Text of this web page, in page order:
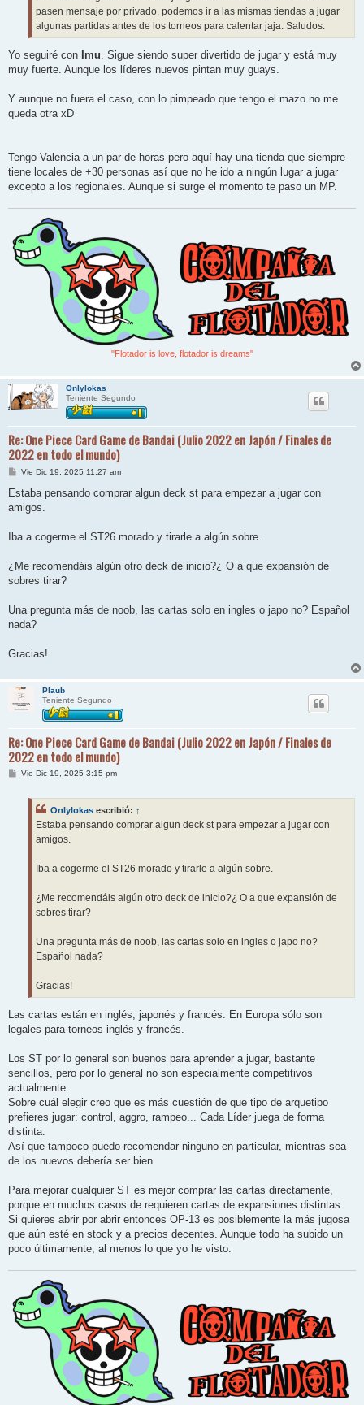
pasen mensaje por privado, podemos ir a las mismas tiendas a jugar
algunas partidas antes de los torneos para calentar jaja. Saludos.
Yo seguiré con Imu . Sigue siendo super divertido de jugar y está muy
muy fuerte. Aunque los líderes nuevos pintan muy guays.
Y aunque no fuera el caso, con lo pimpeado que tengo el mazo no me
queda otra xD
Tengo Valencia a un par de horas pero aquí hay una tienda que siempre
tiene locales de +30 personas así que no he ido a ningún lugar a jugar
excepto a los regionales. Aunque si surge el momento te paso un MP.
"Flotador is love, flotador is dreams"
Onlylokas
Teniente Segundo
Re: One Piece Card Game de Bandai (Julio 2022 en Japón / Finales de
2022 en todo el mundo)
M
n
a
Vie Dic 19, 2025 11:27 am
Estaba pensando comprar algun deck st para empezar a jugar con
amigos.
Iba a cogerme el ST26 morado y tirarle a algún sobre.
¿Me recomendáis algún otro deck de inicio?¿ O a que expansión de
sobres tirar?
Una pregunta más de noob, las cartas solo en ingles o japo no? Español
nada?
Gracias!
Plaub
Teniente Segundo
Re: One Piece Card Game de Bandai (Julio 2022 en Japón / Finales de
2022 en todo el mundo)
MVie Dic 19, 2025 3:15 pm
Onlylokas escribió: ↑
Estaba pensando comprar algun deck st para empezar a jugar con
amigos.
Iba a cogerme el ST26 morado y tirarle a algún sobre.
¿Me recomendáis algún otro deck de inicio?¿ O a que expansión de
sobres tirar?
Una pregunta más de noob, las cartas solo en ingles o japo no?
Español nada?
Gracias!
Las cartas están en inglés, japonés y francés. En Europa sólo son
legales para torneos inglés y francés.
Los ST por lo general son buenos para aprender a jugar, bastante
sencillos, pero por lo general no son especialmente competitivos
actualmente.
Sobre cuál elegir creo que es más cuestión de que tipo de arquetipo
prefieres jugar: control, aggro, rampeo... Cada Líder juega de forma
distinta.
Así que tampoco puedo recomendar ninguno en particular, mientras sea
de los nuevos debería ser bien.
Para mejorar cualquier ST es mejor comprar las cartas directamente,
porque en muchos casos de requieren cartas de expansiones distintas.
Si quieres abrir por abrir entonces OP-13 es posiblemente la más jugosa
que aún esté en stock y a precios decentes. Aunque todo ha subido un
poco últimamente, al menos lo que yo he visto.